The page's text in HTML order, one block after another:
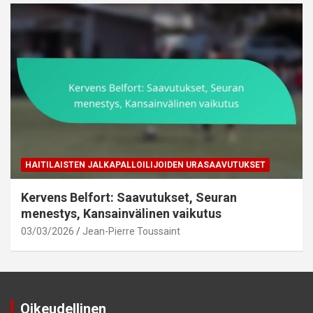
HAITILAISTEN JALKAPALLOILIJOIDEN URASAAVUTUKSET
Kervens Belfort: Saavutukset, Seuran
menestys, Kansainvälinen vaikutus
03/03/2026 Jean-Pierre Toussaint
Oikeudellinen